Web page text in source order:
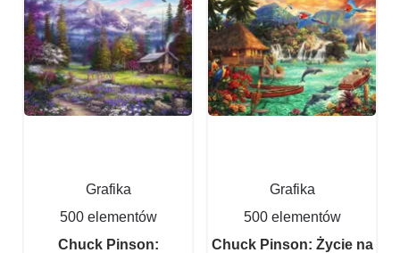
Grafika
500 elementów
Chuck Pinson:
Grafika
500 elementów
Chuck Pinson: Życie na